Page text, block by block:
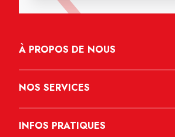
À PROPOS DE NOUS
NOS SERVICES
INFOS PRATIQUES